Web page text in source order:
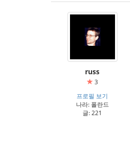
russ
3
프로필 보기
나라: 폴란드
글: 221